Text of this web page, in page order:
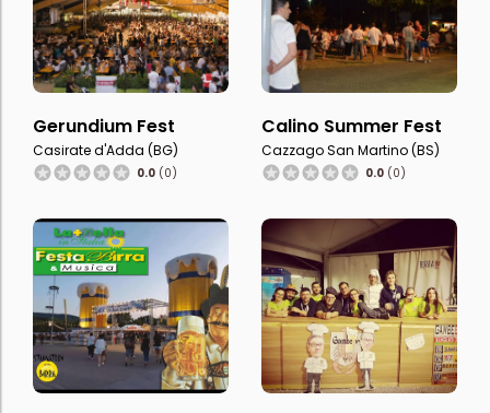
Gerundium Fest
Casirate d'Adda (BG)
0.0 (0)
Calino Summer Fest
Cazzago San Martino (BS)
0.0 (0)